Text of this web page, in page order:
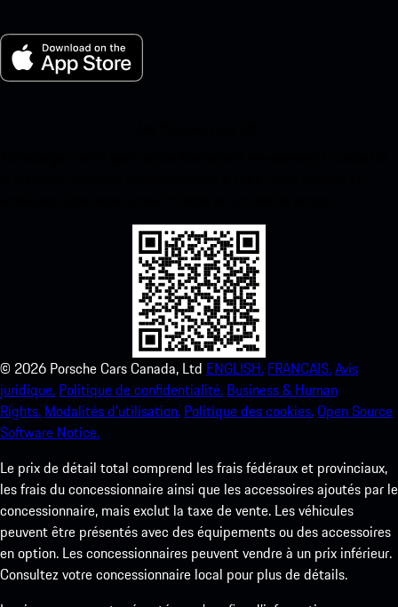
© 2026 Porsche Cars Canada, Ltd ENGLISH. FRANCAIS.Avis
juridique. Politique de confidentialité. Business & Human
Rights. Modalités d’utilisation. Politique des cookies.Open Source
Software Notice.
Le prix de détail total comprend les frais fédéraux et provinciaux,
les frais du concessionnaire ainsi que les accessoires ajoutés par le
concessionnaire, mais exclut la taxe de vente. Les véhicules
peuvent être présentés avec des équipements ou des accessoires
en option. Les concessionnaires peuvent vendre à un prix inférieur.
Consultez votre concessionnaire local pour plus de détails.